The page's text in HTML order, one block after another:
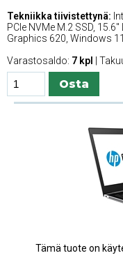
Tekniikka tiivistettynä:
PCIe NVMe M.2 SSD,
Graphics 620, Windows
Varastosaldo: 7 kpl |
Tämä tuote on